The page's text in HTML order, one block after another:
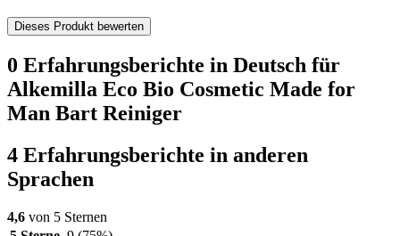
Dieses Produkt bewerten
0 Erfahrungsberichte in Deutsch für
Alkemilla Eco Bio Cosmetic Made for
Man Bart Reiniger
4 Erfahrungsberichte in anderen
Sprachen
4,6 von 5 Sternen